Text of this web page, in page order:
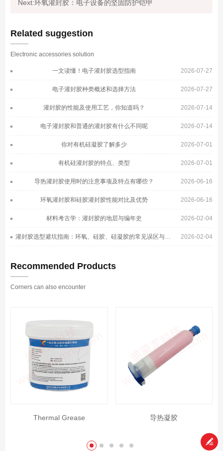
Next:环氧灌封胶：电子设备的坚固防护铠甲
Related suggestion
Electronic accessories solution
2026-07-27
一文读懂！电子灌封胶选型指南
2026-07-27
电子灌封胶种类概述和选择方法
2026-07-14
灌封胶的性能及使用工艺，你知道吗？
2026-07-14
电子灌封胶和普通的灌封胶有什么不同呢
2026-07-01
你对有机硅凝胶了解多少
2026-07-01
有机硅灌封胶的特点、类型
2026-06-16
导热灌封胶使用时的注意事项及特点有哪些？
2026-06-16
环氧灌封胶和硅胶灌封胶性能对比及优势
2026-02-04
材料考古学：灌封胶的地层与编年史
2026-02-04
Recommended Products
Corners can also encounter
Thermal Grease 导热凝胶